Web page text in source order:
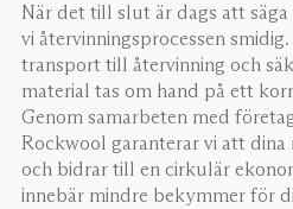
När det till slut är dags att
vi återvinningsprocessen
transport till återvinning och
material tas om hand på ett
Genom samarbeten med
Rockwool garanterar vi att
och bidrar till en cirkulär
innebär mindre bekymmer för